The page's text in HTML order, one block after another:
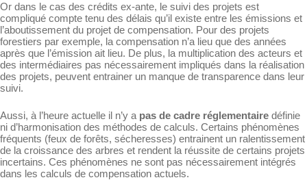
Or dans le cas des crédits ex-ante, le suivi des projets est
compliqué compte tenu des délais qu’il existe entre les émissions et
l’aboutissement du projet de compensation. Pour des projets
forestiers par exemple, la compensation n’a lieu que des années
après que l’émission ait lieu. De plus, la multiplication des acteurs et
des intermédiaires pas nécessairement impliqués dans la réalisation
des projets, peuvent entrainer un manque de transparence dans leur
suivi.
Aussi, à l’heure actuelle il n’y a pas de cadre réglementaire définie
ni d’harmonisation des méthodes de calculs. Certains phénomènes
fréquents (feux de forêts, sécheresses) entrainent un ralentissement
de la croissance des arbres et rendent la réussite de certains projets
incertains. Ces phénomènes ne sont pas nécessairement intégrés
dans les calculs de compensation actuels.